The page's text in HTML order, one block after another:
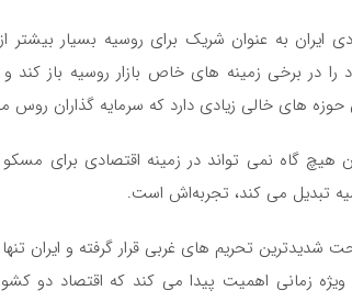
ایران به عنوان شریک برای روسیه بسیار
در برخی زمینه های خاص بازار روسیه باز کند و
حوزه های خالی زیادی دارد که سرمایه گذاران
هیچ گاه نمی تواند در زمینه اقتصادی برای
تبدیل می کند، تجربه‌اش است.
شدیدترین تحریم های غربی قرار گرفته و ایران
زمانی اهمیت پیدا می کند که اقتصاد دو